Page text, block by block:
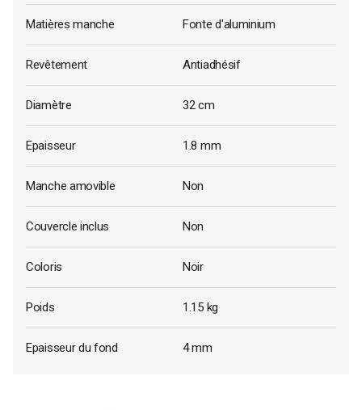
Matières manche Fonte d'aluminium
Revêtement Antiadhésif
Diamètre 32 cm
Epaisseur 1.8 mm
Manche amovible Non
Couvercle inclus Non
Coloris Noir
Poids 1.15 kg
Epaisseur du fond 4 mm